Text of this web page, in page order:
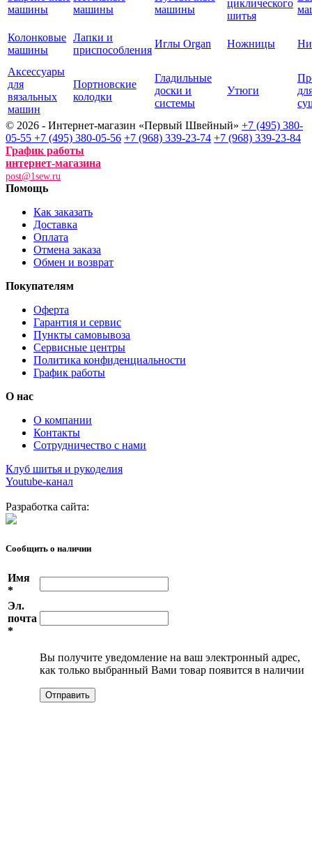
машины
машины
машины
циклического
шитья
Колонковые
машины
Лапки и
приспособления
Иглы Organ Ножницы
Аксессуары
для
вязальных
машин
Портновские
колодки
Гладильные
доски и
системы
Утюги
© 2026 - Интернет-магазин «Первый Швейный» +7 (495) 380-
05-55 +7 (495) 380-05-56 +7 (968) 339-23-74 +7 (968) 339-23-84
График работы
интернет-магазина
post@1sew.ru
Помощь
Как заказать
Доставка
Оплата
Отмена заказа
Обмен и возврат
Покупателям
Оферта
Гарантия и сервис
Пункты самовывоза
Сервисные центры
Политика конфиденциальности
График работы
О нас
О компании
Контакты
Сотрудничество с нами
Клуб шитья и рукоделия
Youtube-канал
Разработка сайта:
Сообщить о наличии
Имя
*
Эл.
почта
*
Вы получите уведомление на ваш электронный адрес,
как только выбранный Вами товар появится в наличии